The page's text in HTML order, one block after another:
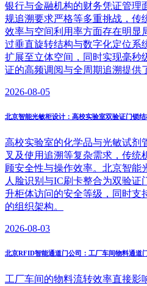
银行与金融机构的财务凭证管理
规追溯要求严格等多重挑战，传
效率与空间利用率方面存在明显
过垂直旋转结构与数字化定位系
扩展至立体空间，同时实现毫秒
证的高频调阅与全周期追溯提供
2026-08-05
北京智能光敏柜设计：高校实验室双验证门锁结
高校实验室的化学品与光敏试剂
叉及使用追溯等复杂需求，传统
顾安全性与操作效率。北京智能
人脸识别与IC刷卡整合为双验证
升柜体访问的安全等级，同时支
的组织架构。
2026-08-03
北京RFID智能通道门公司：工厂车间物料通道
工厂车间的物料流转效率直接影